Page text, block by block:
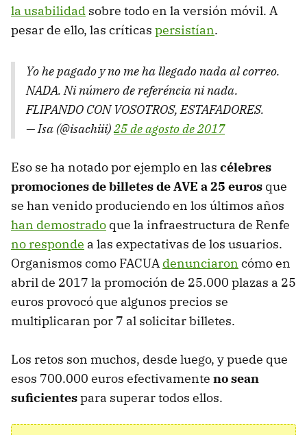
la usabilidad sobre todo en la versión móvil. A
pesar de ello, las críticas persistían.
Yo he pagado y no me ha llegado nada al correo.
NADA. Ni número de referéncia ni nada.
FLIPANDO CON VOSOTROS, ESTAFADORES.
— Isa (@isachiii)25 de agosto de 2017
Eso se ha notado por ejemplo en las célebres
promociones de billetes de AVE a 25 euros que
se han venido produciendo en los últimos años
han demostrado que la infraestructura de Renfe
no responde a las expectativas de los usuarios.
Organismos como FACUA denunciaron cómo en
abril de 2017 la promoción de 25.000 plazas a 25
euros provocó que algunos precios se
multiplicaran por 7 al solicitar billetes.
Los retos son muchos, desde luego, y puede que
esos 700.000 euros efectivamente no sean
suficientespara superar todos ellos.